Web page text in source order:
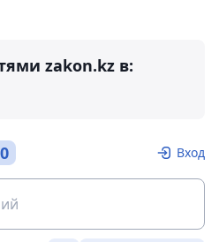
zakon.kz в:
0 Вход